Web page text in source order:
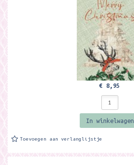
€ 8,95
In winkelwagen
Toevoegen aan verlanglijstje